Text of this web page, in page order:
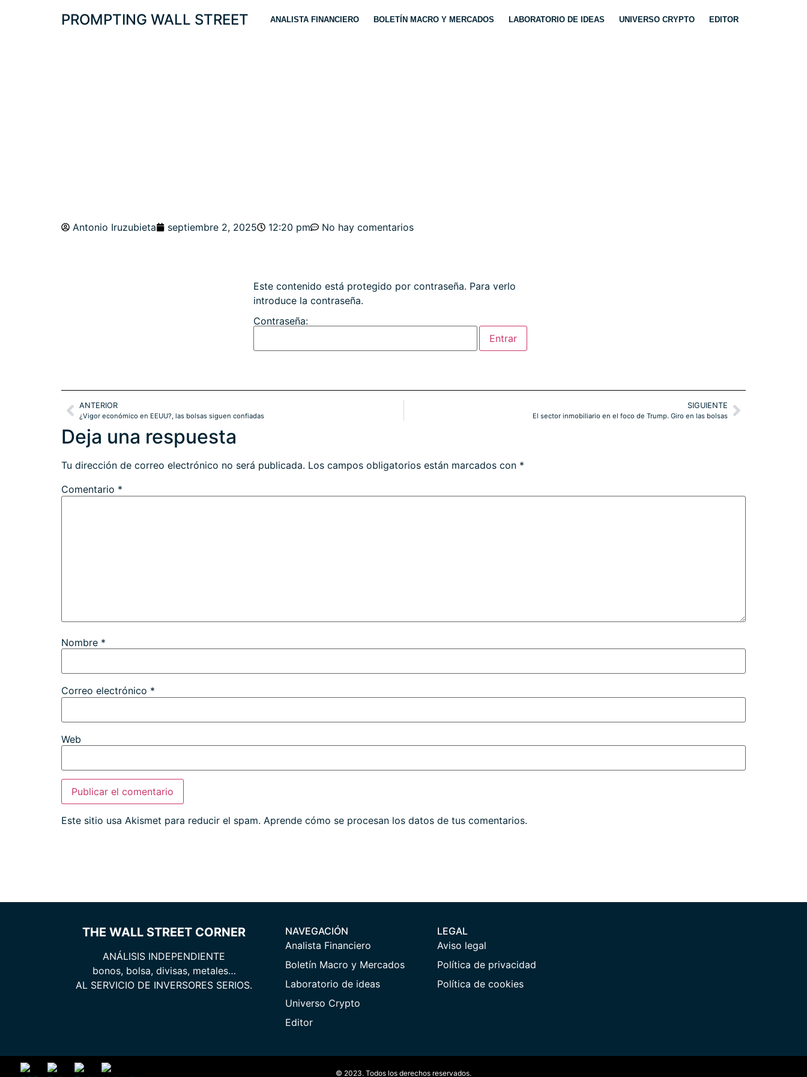
PROMPTING WALL STREET ANALISTA FINANCIERO BOLETÍN MACRO Y MERCADOS LABORATORIO DE IDEAS UNIVERSO CRYPTO EDITOR
Antonio Iruzubieta septiembre 2, 2025 12:20 pm No hay comentarios
Este contenido está protegido por contraseña. Para verlo
introduce la contraseña.
Contraseña:
ANTERIOR
¿Vigor económico en EEUU?, las bolsas siguen confiadas
SIGUIENTE
El sector inmobiliario en el foco de Trump. Giro en las bolsas
Deja una respuesta
Tu dirección de correo electrónico no será publicada. Los campos obligatorios están marcados con *
Comentario *
Nombre *
Correo electrónico *
Web
Este sitio usa Akismet para reducir el spam. Aprende cómo se procesan los datos de tus comentarios.
THE WALL STREET CORNER
ANÁLISIS INDEPENDIENTE
bonos, bolsa, divisas, metales…
AL SERVICIO DE INVERSORES SERIOS.
NAVEGACIÓN
Analista Financiero
Boletín Macro y Mercados
Laboratorio de ideas
Universo Crypto
Editor
LEGAL
Aviso legal
Política de privacidad
Política de cookies
© 2023. Todos los derechos reservados.